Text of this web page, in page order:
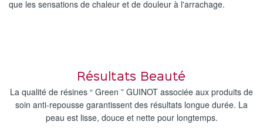
que les sensations de chaleur et de douleur à l'arrachage.
Résultats Beauté
La qualité de résines “ Green ” GUINOT associée aux produits de
soin anti-repousse garantissent des résultats longue durée. La
peau est lisse, douce et nette pour longtemps.